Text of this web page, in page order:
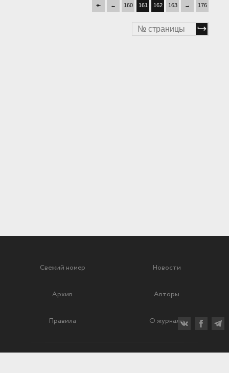
↞ ← 160 161 162 163 → 176
Свежий номер Новости
Архив Авторы
Правила О журнале